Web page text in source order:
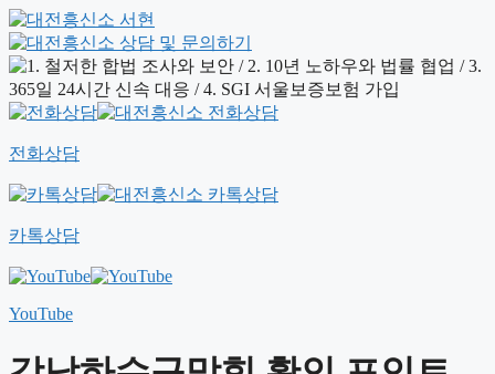
전화상담
카톡상담
YouTube